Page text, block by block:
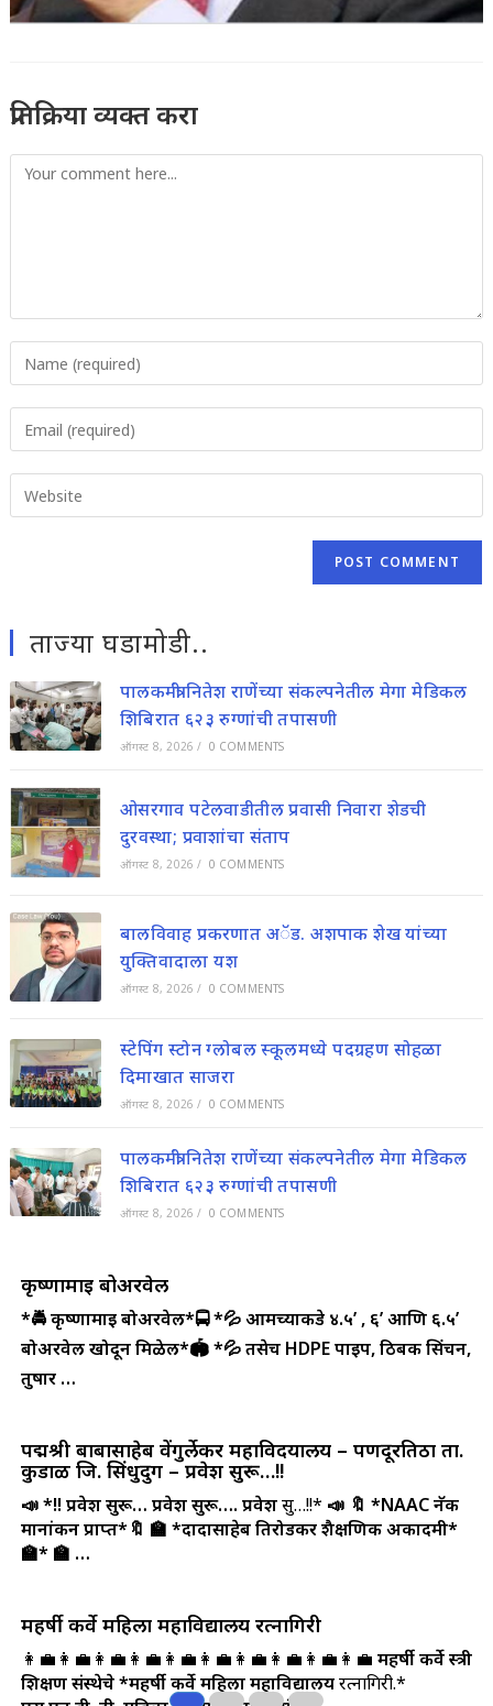
प्रतिक्रिया व्यक्त करा
Comment
your
username
to
comment
your
address
toyour
ताज्या घडामोडी..
पालकमंत्री नितेश राणेंच्या संकल्पनेतील मेगा मेडिकल
शिबिरात ६२३ रुग्णांची तपासणी
ऑगस्ट 8, 2026 / 0 COMMENTS
ओसरगाव पटेलवाडीतील प्रवासी निवारा शेडची
दुरवस्था; प्रवाशांचा संताप
ऑगस्ट 8, 2026 / 0 COMMENTS
बालविवाह प्रकरणात अॅड. अशपाक शेख यांच्या
युक्तिवादाला यश
ऑगस्ट 8, 2026 / 0 COMMENTS
स्टेपिंग स्टोन ग्लोबल स्कूलमध्ये पदग्रहण सोहळा
दिमाखात साजरा
ऑगस्ट 8, 2026 / 0 COMMENTS
पालकमंत्री नितेश राणेंच्या संकल्पनेतील मेगा मेडिकल
शिबिरात ६२३ रुग्णांची तपासणी
ऑगस्ट 8, 2026 / 0 COMMENTS
कृष्णामाई बोअरवेल
*🚔 कृष्णामाई बोअरवेल*🚍*💦 आमच्याकडे ४.५’ , ६’ आणि ६.५’
बोअरवेल खोदून मिळेल*🏟️*💦 तसेच HDPE पाईप, ठिबक सिंचन,
तुषार …
पद्मश्री बाबासाहेब वेंगुर्लेकर महाविदयालय – पणदूरतिठा ता.
कुडाळ जि. सिंधुदुर्ग – प्रवेश सुरू…!!
📣 *!! प्रवेश सुरू… प्रवेश सुरू…. प्रवेशसुरू…!!* 📣 🔖 *NAAC नॅक
मानांकन प्राप्त*🔖 🏫 *दादासाहेब तिरोडकर शैक्षणिक अकादमी*
🏫* 🏫 …
महर्षी कर्वे महिला महाविद्यालय रत्नागिरी
👩‍💼👩‍💼👩‍💼👩‍💼👩‍💼👩‍💼👩‍💼👩‍💼👩‍💼👩‍💼 महर्षी कर्वे स्त्री
शिक्षण संस्थेचे*महर्षी कर्वे महिला महाविद्यालयरत्नागिरी.*